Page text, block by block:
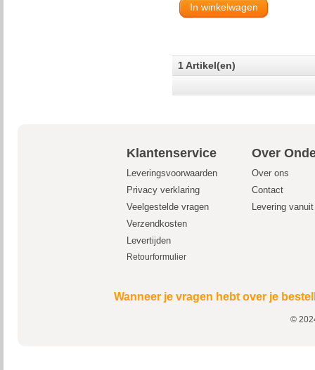
In winkelwagen
1 Artikel(en)
Klantenservice Over
Leveringsvoorwaarden
Over ons
Privacy verklaring
Contact
Veelgestelde vragen
Levering
Verzendkosten
Levertijden
Retourformulier
Wanneer je vragen hebt over je
©